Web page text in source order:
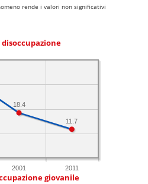
rende i valori non significativi
disoccupazione
2001 2011
11.7
18.4
giovanile